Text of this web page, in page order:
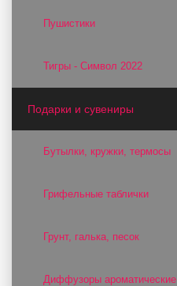
Пушистики
Тигры - Символ 2022
Подарки и сувениры
Бутылки, кружки, термосы
Грифельные таблички
Грунт, галька, песок
Диффузоры ароматические